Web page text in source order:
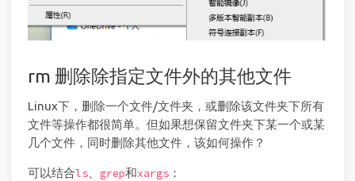
rm 删除除指定文件外的其他文件
Linux下，删除一个文件/文件夹，或删除该文件夹下所有
文件等操作都很简单。但如果想保留文件夹下某一个或某
几个文件，同时删除其他文件，该如何操作？
可以结合ls grep和xargs ：